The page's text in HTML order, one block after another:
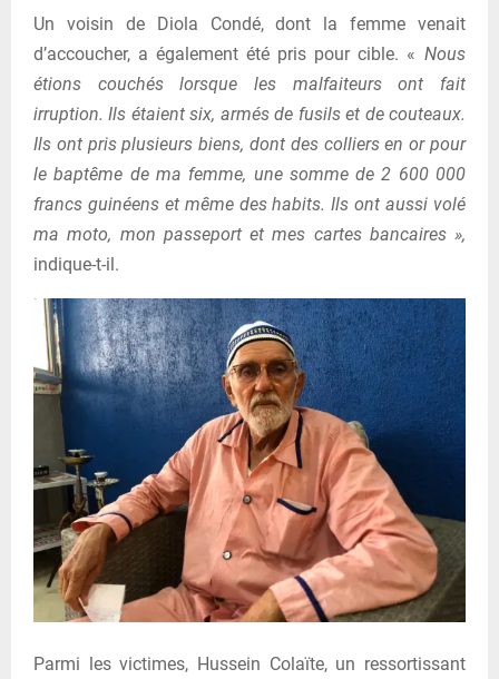
Un voisin de Diola Condé, dont la femme venait
d’accoucher, a également été pris pour cible. « Nous
étions couchés lorsque les malfaiteurs ont fait
irruption. Ils étaient six, armés de fusils et de couteaux.
Ils ont pris plusieurs biens, dont des colliers en or pour
le baptême de ma femme, une somme de 2 600 000
francs guinéens et même des habits. Ils ont aussi volé
ma moto, mon passeport et mes cartes bancaires »,
indique-t-il.
Parmi les victimes, Hussein Colaïte, un ressortissant